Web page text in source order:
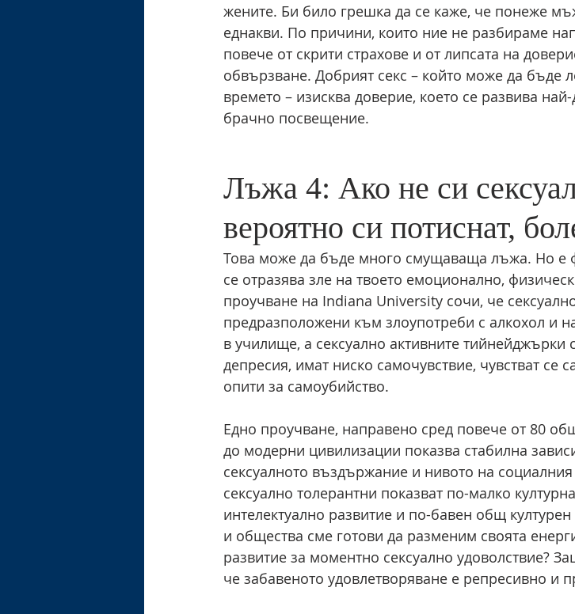
жените. Би било грешка да се каже, че понеже
еднакви. По причини, които ние не разбираме
повече от скрити страхове и от липсата на
обвързване. Добрият секс – който може да бъде
времето – изисква доверие, което се развива
брачно посвещение.
Лъжа 4: Ако не си
вероятно си потиснат,
Това може да бъде много смущаваща лъжа. Но е
се отразява зле на твоето емоционално,
проучване на Indiana University сочи, че
предразположени към злоупотреби с алкохол и
в училище, а сексуално активните
депресия, имат ниско самочувствие, чувстват се
опити за самоубийство.
Едно проучване, направено сред повече от 80
до модерни цивилизации показва стабилна
сексуалното въздържание и нивото на
сексуално толерантни показват по-малко
интелектуално развитие и по-бавен общ
и общества сме готови да разменим своята
развитие за моментно сексуално удоволствие?
че забавеното удовлетворяване е репресивно и